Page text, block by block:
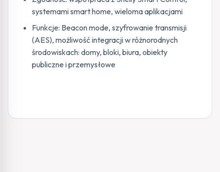
systemami smart home, wieloma aplikacjami
Funkcje: Beacon mode, szyfrowanie transmisji
(AES), możliwość integracji w różnorodnych
środowiskach: domy, bloki, biura, obiekty
publiczne i przemysłowe